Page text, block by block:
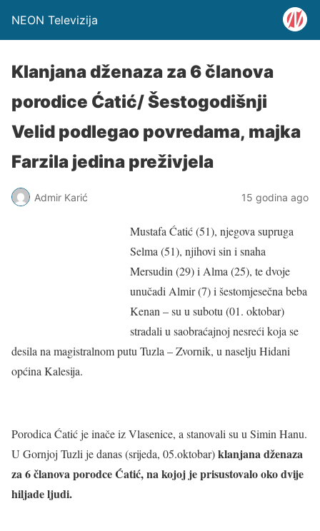
NEON Televizija
Klanjana dženaza za 6 članova
porodice Ćatić/ Šestogodišnji
Velid podlegao povredama, majka
Farzila jedina preživjela
Admir Karić 15 godina ago
Mustafa Ćatić (51), njegova supruga
Selma (51), njihovi sin i snaha
Mersudin (29) i Alma (25), te dvoje
unučadi Almir (7) i šestomjesečna beba
Kenan – su u subotu (01. oktobar)
stradali u saobraćajnoj nesreći koja se
desila na magistralnom putu Tuzla – Zvornik, u naselju Hidani
općina Kalesija.
Porodica Ćatić je inače iz Vlasenice, a stanovali su u Simin Hanu.
U Gornjoj Tuzli je danas (srijeda, 05.oktobar)klanjana dženaza
za 6 članova porodce Ćatić, na kojoj je prisustovalo oko dvije
hiljade ljudi.